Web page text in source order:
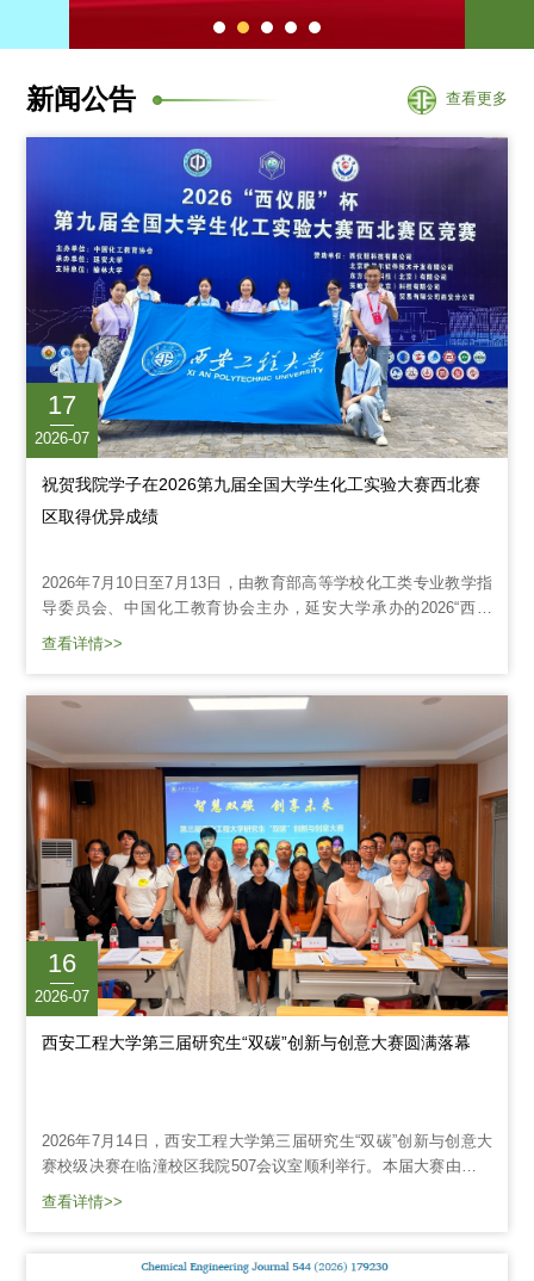
新闻公告 查看更多
17
2026-07
祝贺我院学子在2026第九届全国大学生化工实验大赛西北赛
区取得优异成绩
2026年7月10日至7月13日，由教育部高等学校化工类专业教学指
导委员会、中国化工教育协会主办，延安大学承办的2026“西仪
服”杯第九届全国大学生化工实验大赛西北赛区竞赛在陕西延安大
工青年的扎实功底与昂扬风貌。我院两支代表队奋勇争先、表现优
查看详情>>
16
2026-07
西安工程大学第三届研究生“双碳”创新与创意大赛圆满落幕
2026年7月14日，西安工程大学第三届研究生“双碳”创新与创意大
赛校级决赛在临潼校区我院507会议室顺利举行。本届大赛由校党
委研究生工作部、研究生院主办，我院承办，以“智慧双碳，创想
科技大学李小飞老师担任校外评审专家；我校纺织科学与工程学院
查看详情>>